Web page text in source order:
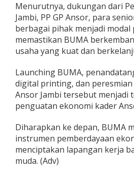
Menurutnya, dukungan dari
Jambi, PP GP Ansor, para
berbagai pihak menjadi
memastikan BUMA
usaha yang kuat dan
Launching BUMA,
digital printing, dan peresmian
Ansor Jambi tersebut menjadi
penguatan ekonomi kader
Diharapkan ke depan, BUMA
instrumen pemberdayaan
menciptakan lapangan kerja
muda. (Adv)